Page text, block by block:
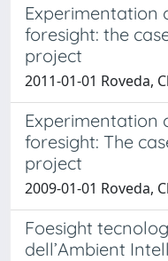
Experimentation
foresight: the
project
2011-01-01 Roveda,
Experimentation
foresight: The
project
2009-01-01 Roveda,
Foesight
dell’Ambient